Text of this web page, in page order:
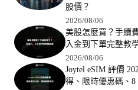
股價？
2026/08/06
美股怎麼買？手續
入金到下單完整教
2026/08/06
Joytel eSIM 評價
得、限時優惠碼、8